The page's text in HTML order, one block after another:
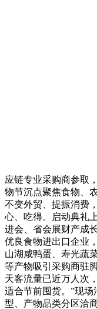
应链专业采购商参取
物节沉点聚焦食物、
不变外贸、提振消费
心、吃得。启动典礼
进会、省会展财产成
优良食物进出口企业
山湖咸鸭蛋、寿光蔬
等产物吸引采购商驻
天客流量已近万人次
适合节前囤货。”现
型、产物品类分区洽